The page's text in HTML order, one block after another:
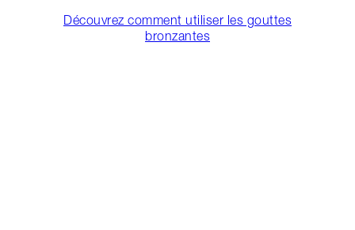
Découvrez comment utiliser les gouttes
bronzantes